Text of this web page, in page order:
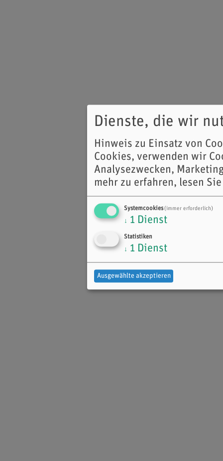
Dienste, die wir
Hinweis zu Einsatz von
Cookies, verwenden wir
Analysezwecken,
mehr zu erfahren, lesen
Systemcookies(immer erforderlich)
↓ 1 Dienst
Statistiken
↓ 1 Dienst
Ausgewählte akzeptieren